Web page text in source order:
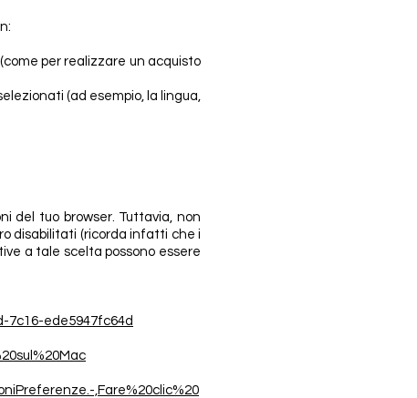
per realizzare un acquisto
(ad esempio, la lingua,
del tuo browser. Tuttavia, non
disabilitati (ricorda infatti che i
a tale scelta possono essere
7c16-ede5947fc64d
,Fare%20clic%20